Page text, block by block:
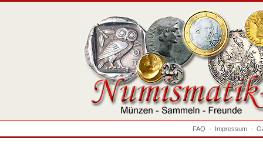
FAQ - Impressum -